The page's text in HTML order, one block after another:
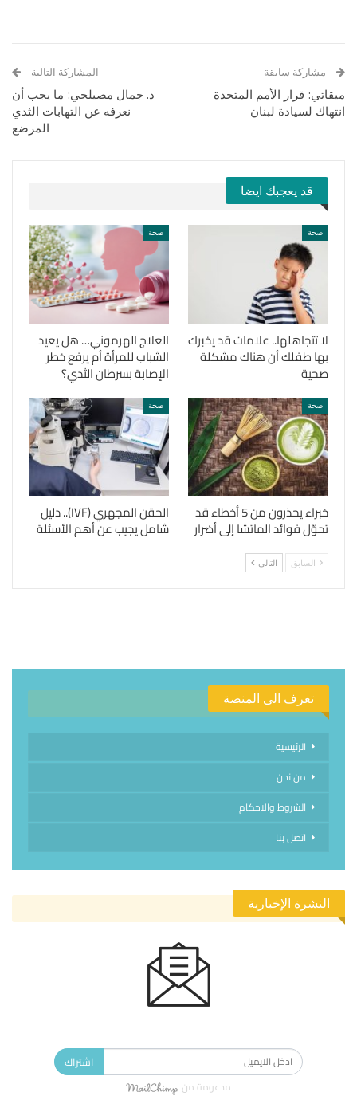
مشاركة سابقة
ميقاتي: قرار الأمم المتحدة
انتهاك لسيادة لبنان
المشاركة التالية
د. جمال مصيلحي: ما يجب أن
نعرفه عن التهابات الثدي
المرضع
قد يعجبك ايضا
صحة
لا تتجاهلها.. علامات قد يخبرك
بها طفلك أن هناك مشكلة
صحية
صحة
العلاج الهرموني… هل يعيد
الشباب للمرأة أم يرفع خطر
الإصابة بسرطان الثدي؟
صحة
خبراء يحذرون من 5 أخطاء قد
تحوّل فوائد الماتشا إلى أضرار
صحة
الحقن المجهري (IVF).. دليل
شامل يجيب عن أهم الأسئلة
السابق التالي
تعرف الى المنصة
الرئيسية
من نحن
الشروط والاحكام
اتصل بنا
النشرة الإخبارية
اشتراك
مدعومة من